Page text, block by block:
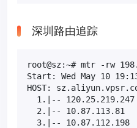
深圳路由追踪
root@sz:~# mtr -rw
Start: Wed May 10
HOST:
1.|--
2.|-- 10.87.113.81
3.|-- 10.87.112.198